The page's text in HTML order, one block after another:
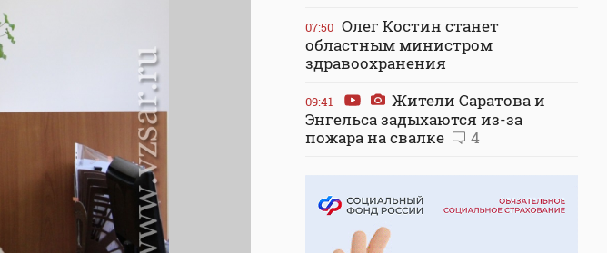
07:50 Олег Костин станет
областным министром
здравоохранения
09:41
Жители Саратова и
Энгельса задыхаются из-за
пожара на свалке
4